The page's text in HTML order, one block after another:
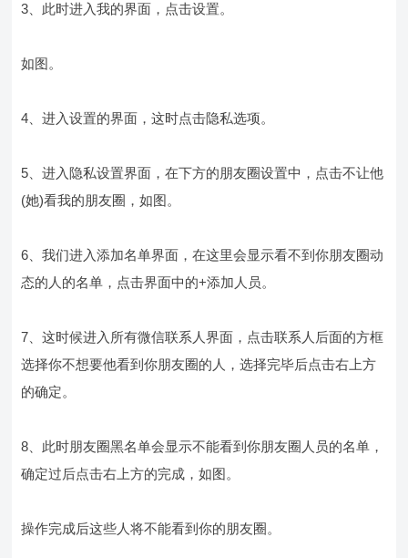
3、此时进入我的界面，点击设置。
如图。
4、进入设置的界面，这时点击隐私选项。
5、进入隐私设置界面，在下方的朋友圈设置中，点击不让他
(她)看我的朋友圈，如图。
6、我们进入添加名单界面，在这里会显示看不到你朋友圈动
态的人的名单，点击界面中的+添加人员。
7、这时候进入所有微信联系人界面，点击联系人后面的方框
选择你不想要他看到你朋友圈的人，选择完毕后点击右上方
的确定。
8、此时朋友圈黑名单会显示不能看到你朋友圈人员的名单，
确定过后点击右上方的完成，如图。
操作完成后这些人将不能看到你的朋友圈。